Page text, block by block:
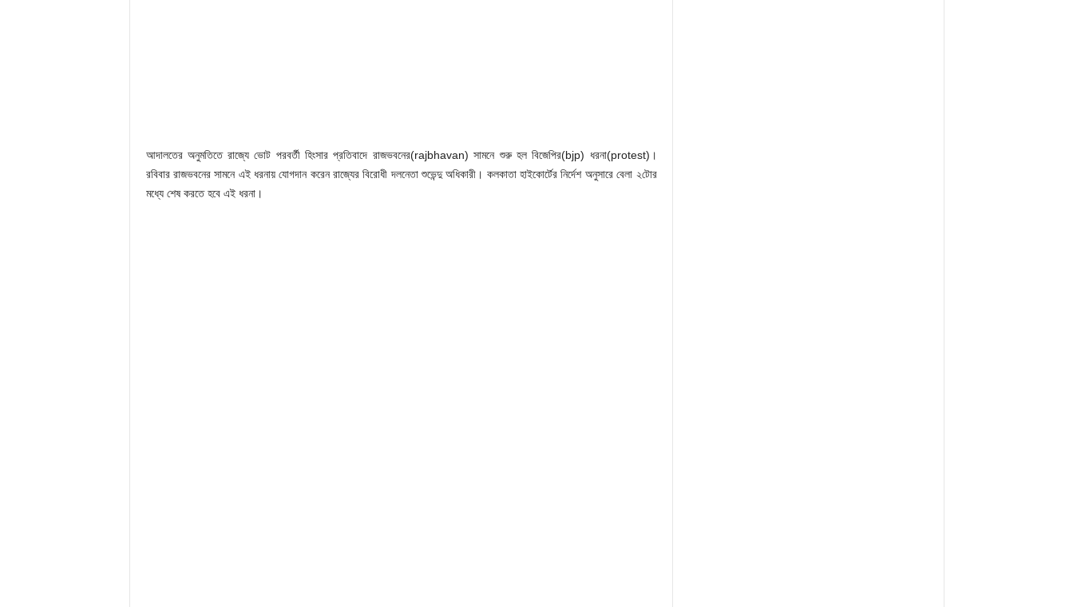
আদালতের অনুমতিতে রাজ্যে ভোট পরবর্তী হিংসার প্রতিবাদে রাজভবনের(rajbhavan) সামনে শুরু হল বিজেপির(bjp) ধরনা(protest)।
রবিবার রাজভবনের সামনে এই ধরনায় যোগদান করেন রাজ্যের বিরোধী দলনেতা শুভেন্দু অধিকারী। কলকাতা হাইকোর্টের নির্দেশ অনুসারে বেলা ২টোর
মধ্যে শেষ করতে হবে এই ধরনা।